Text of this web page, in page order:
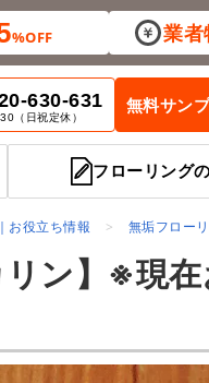
%OFF 業者
630-631
（日祝定休）
無料サン
フローリング
お役立ち情報 無垢フロー
ン】※現